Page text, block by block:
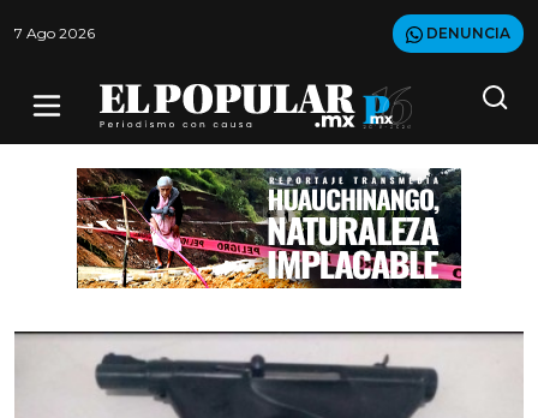
7 Ago 2026 DENUNCIA